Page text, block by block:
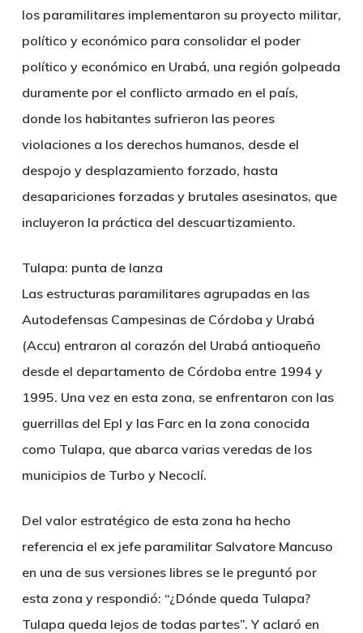
los paramilitares implementaron su proyecto militar,
político y económico para consolidar el poder
político y económico en Urabá, una región golpeada
duramente por el conflicto armado en el país,
donde los habitantes sufrieron las peores
violaciones a los derechos humanos, desde el
despojo y desplazamiento forzado, hasta
desapariciones forzadas y brutales asesinatos, que
incluyeron la práctica del descuartizamiento.
Tulapa: punta de lanza
Las estructuras paramilitares agrupadas en las
Autodefensas Campesinas de Córdoba y Urabá
(Accu) entraron al corazón del Urabá antioqueño
desde el departamento de Córdoba entre 1994 y
1995. Una vez en esta zona, se enfrentaron con las
guerrillas del Epl y las Farc en la zona conocida
como Tulapa, que abarca varias veredas de los
municipios de Turbo y Necoclí.
Del valor estratégico de esta zona ha hecho
referencia el ex jefe paramilitar Salvatore Mancuso
en una de sus versiones libres se le preguntó por
esta zona y respondió: “¿Dónde queda Tulapa?
Tulapa queda lejos de todas partes”. Y aclaró en